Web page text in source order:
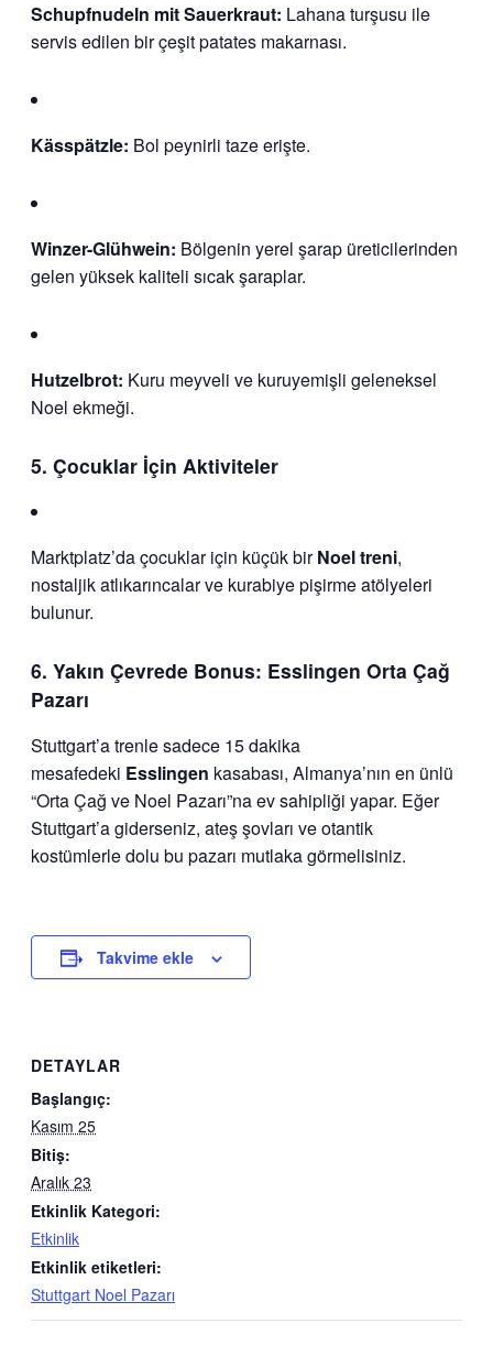
Schupfnudeln mit Sauerkraut: Lahana turşusu ile
servis edilen bir çeşit patates makarnası.
Kässpätzle: Bol peynirli taze erişte.
Winzer-Glühwein: Bölgenin yerel şarap üreticilerinden
gelen yüksek kaliteli sıcak şaraplar.
Hutzelbrot: Kuru meyveli ve kuruyemişli geleneksel
Noel ekmeği.
5. Çocuklar İçin Aktiviteler
Marktplatz’da çocuklar için küçük birNoel treni,
nostaljik atlıkarıncalar ve kurabiye pişirme atölyeleri
bulunur.
6. Yakın Çevrede Bonus: Esslingen Orta Çağ
Pazarı
Stuttgart’a trenle sadece 15 dakika
mesafedeki Esslingen kasabası, Almanya’nın en ünlü
“Orta Çağ ve Noel Pazarı”na ev sahipliği yapar. Eğer
Stuttgart’a giderseniz, ateş şovları ve otantik
kostümlerle dolu bu pazarı mutlaka görmelisiniz.
Takvime ekle
DETAYLAR
Başlangıç:
Kasım 25
Bitiş:
Aralık 23
Etkinlik Kategori:
Etkinlik
Etkinlik etiketleri:
Stuttgart Noel Pazarı